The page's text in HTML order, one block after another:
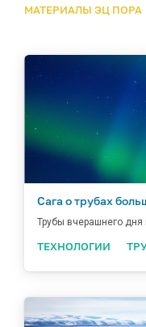
МАТЕРИАЛЫ ЭЦ ПОРА
Сага о трубах
Трубы вчерашнего
ТЕХНОЛОГИИ